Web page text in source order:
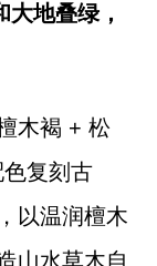
地叠绿，
木褐 + 松
复刻古
以温润檀木
山水草木自